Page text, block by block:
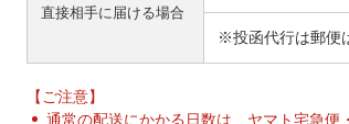
直接相手に届ける場合
※投函代行は郵便
【ご注意】
通常の配送にかかる日数は、ヤマト宅急